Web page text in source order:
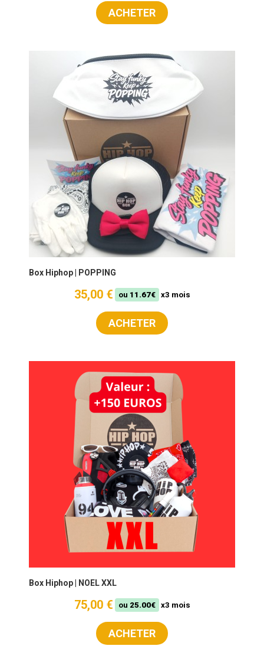
ACHETER
Box Hiphop | POPPING
35,00 € ou 11.67€ x3 mois
ACHETER
Box Hiphop | NOEL XXL
75,00 € ou 25.00€ x3 mois
ACHETER